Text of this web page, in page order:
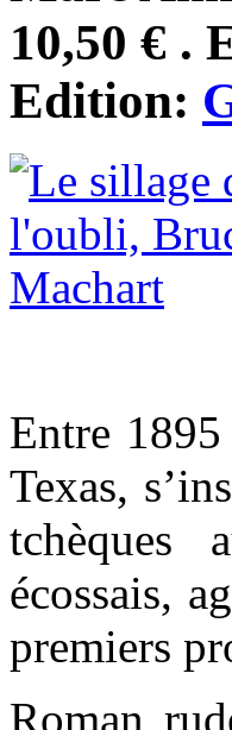
10,50 € .
Edition:
Entre
Texas,
tchèques
écossais,
premiers
Roman